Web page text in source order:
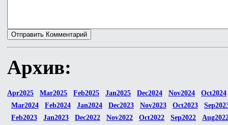
Архив:
Apr2025 Mar2025 Feb2025 Jan2025 Dec2024 Nov2024
Oct2024
Mar2024
Feb2024 Jan2024 Dec2023 Nov2023 Oct2023
Feb2023
Jan2023 Dec2022 Nov2022 Oct2022 Sep2022